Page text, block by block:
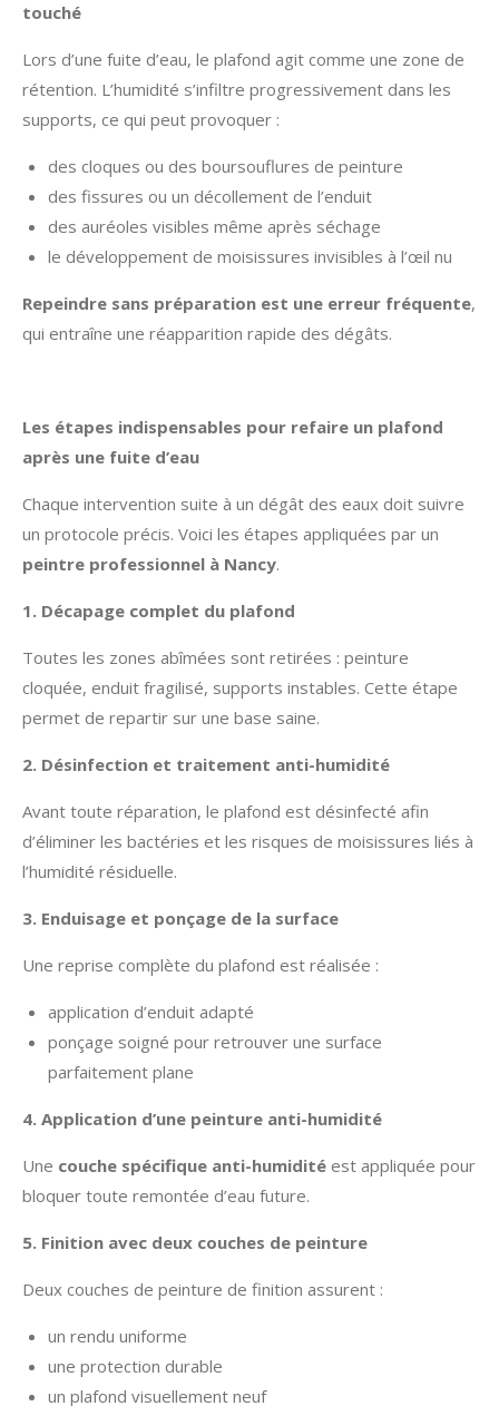
touché
Lors d’une fuite d’eau, le plafond agit comme une zone de
rétention. L’humidité s’infiltre progressivement dans les
supports, ce qui peut provoquer :
des cloques ou des boursouflures de peinture
des fissures ou un décollement de l’enduit
des auréoles visibles même après séchage
le développement de moisissures invisibles à l’œil nu
Repeindre sans préparation est une erreur fréquente,
qui entraîne une réapparition rapide des dégâts.
Les étapes indispensables pour refaire un plafond
après une fuite d’eau
Chaque intervention suite à un dégât des eaux doit suivre
un protocole précis. Voici les étapes appliquées par un
peintre professionnel à Nancy.
1. Décapage complet du plafond
Toutes les zones abîmées sont retirées : peinture
cloquée, enduit fragilisé, supports instables. Cette étape
permet de repartir sur une base saine.
2. Désinfection et traitement anti-humidité
Avant toute réparation, le plafond est désinfecté afin
d’éliminer les bactéries et les risques de moisissures liés à
l’humidité résiduelle.
3. Enduisage et ponçage de la surface
Une reprise complète du plafond est réalisée :
application d’enduit adapté
ponçage soigné pour retrouver une surface
parfaitement plane
4. Application d’une peinture anti-humidité
Une couche spécifique anti-humidité est appliquée pour
bloquer toute remontée d’eau future.
5. Finition avec deux couches de peinture
Deux couches de peinture de finition assurent :
un rendu uniforme
une protection durable
un plafond visuellement neuf